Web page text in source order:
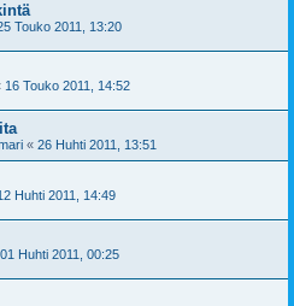
Touko 2011, 13:20
16 Touko 2011, 14:52
« 26 Huhti 2011, 13:51
Huhti 2011, 14:49
01 Huhti 2011, 00:25